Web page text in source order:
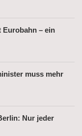
– ein
muss mehr
Nur jeder